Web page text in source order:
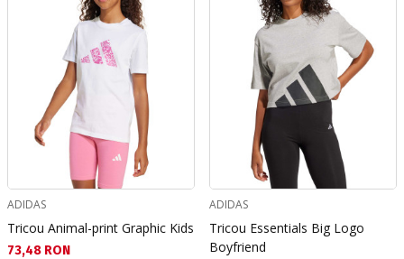
ADIDAS
Tricou Animal-print Graphic Kids
Текуща цена:
73,48 RON
ADIDAS
Tricou Essentials Big Logo
Boyfriend